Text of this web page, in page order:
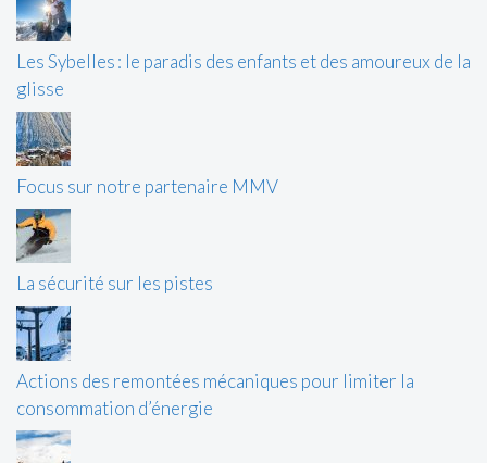
Les Sybelles : le paradis des enfants et des amoureux de la
glisse
Focus sur notre partenaire MMV
La sécurité sur les pistes
Actions des remontées mécaniques pour limiter la
consommation d’énergie